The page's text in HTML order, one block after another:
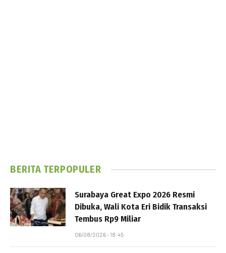
BERITA TERPOPULER
Surabaya Great Expo 2026 Resmi
Dibuka, Wali Kota Eri Bidik Transaksi
Tembus Rp9 Miliar
06/08/2026 - 18:45